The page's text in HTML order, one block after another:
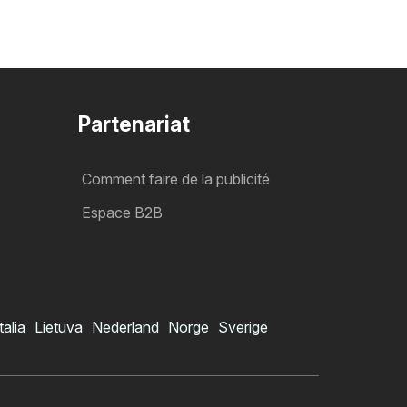
Partenariat
Comment faire de la publicité
Espace B2B
Lietuva Nederland Norge Sverige